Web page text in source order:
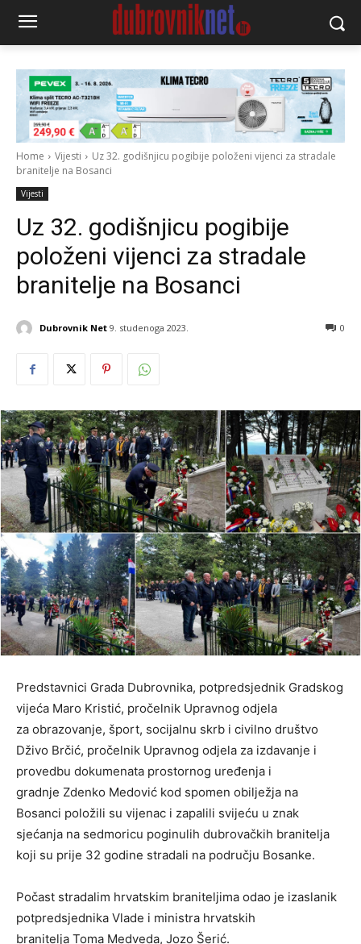
Home Vijesti
Uz 32. godišnjicu pogibije položeni vijenci za stradale
branitelje na Bosanci
Vijesti
Uz 32. godišnjicu pogibije
položeni vijenci za stradale
branitelje na Bosanci
Dubrovnik Net 9. studenoga 2023. 0
Predstavnici Grada Dubrovnika, potpredsjednik Gradskog
vijeća Maro Kristić, pročelnik Upravnog odjela
za obrazovanje, šport, socijalnu skrb i civilno društvo
Dživo Brčić, pročelnik Upravnog odjela za izdavanje i
provedbu dokumenata prostornog uređenja i
gradnje Zdenko Medović kod spomen obilježja na
Bosanci položili su vijenac i zapalili svijeću u znak
sjećanja na sedmoricu poginulih dubrovačkih branitelja
koji su prije 32 godine stradali na području Bosanke.
Počast stradalim hrvatskim braniteljima odao je izaslanik
potpredsjednika Vlade i ministra hrvatskih
branitelja Toma Medveda, Jozo Šerić.